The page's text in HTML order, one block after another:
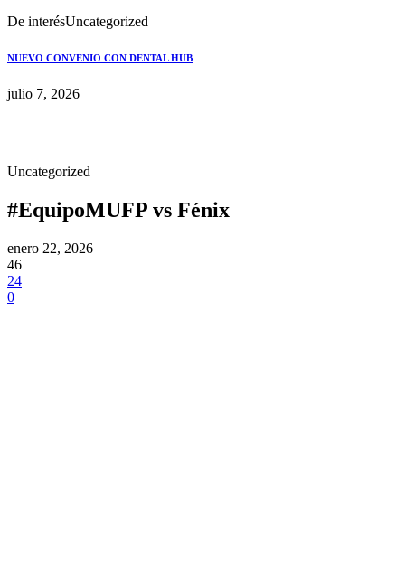
De interésUncategorized
NUEVO CONVENIO CON DENTAL HUB
julio 7, 2026
Uncategorized
#EquipoMUFP vs Fénix
enero 22, 2026
46
24
0